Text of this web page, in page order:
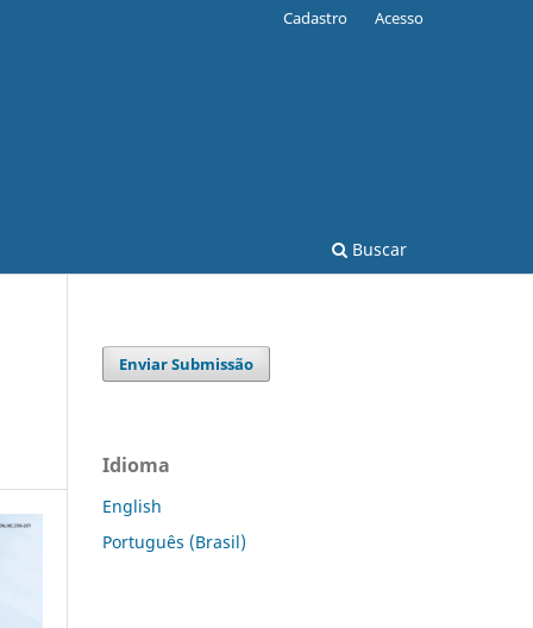
Buscar
Cadastro Acesso
Enviar Submissão
Idioma
English
Português (Brasil)